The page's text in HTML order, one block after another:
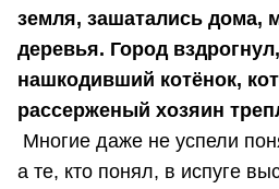
земля, зашатались дома,
деревья. Город
нашкодивший котёнок,
рассерженый хозяин
Многие даже не успели
а те, кто понял, в испуге